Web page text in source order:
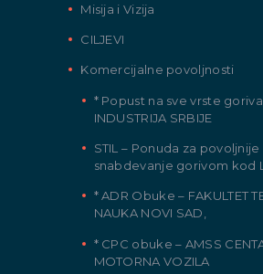
Misija i Vizija
CILJEVI
Komercijalne povoljnosti
* Popust na sve vrste goriva
INDUSTRIJA SRBIJE
STIL – Ponuda za povoljnije
snabdevanje gorivom kod
* ADR Obuke – FAKULTET
NAUKA NOVI SAD,
* CPC obuke – AMSS
MOTORNA VOZILA